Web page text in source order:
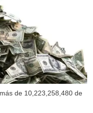
de 10,223,258,480 de
X